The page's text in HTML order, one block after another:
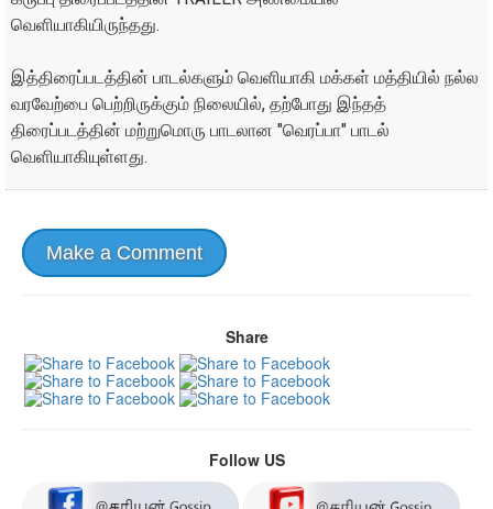
வெளியாகியிருந்தது.
இத்திரைப்படத்தின் பாடல்களும் வெளியாகி மக்கள் மத்தியில் நல்ல
வரவேற்பை பெற்றிருக்கும் நிலையில், தற்போது இந்தத்
திரைப்படத்தின் மற்றுமொரு பாடலான "வெரப்பா" பாடல்
வெளியாகியுள்ளது.
Make a Comment
Share
Follow US